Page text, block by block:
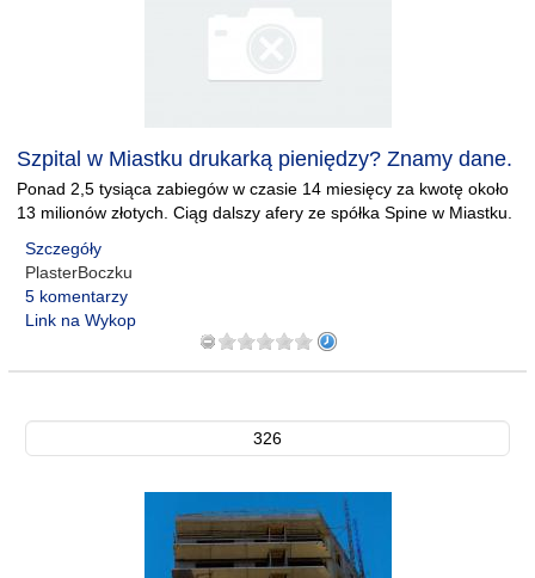
Szpital w Miastku drukarką pieniędzy? Znamy dane.
Ponad 2,5 tysiąca zabiegów w czasie 14 miesięcy za kwotę około
13 milionów złotych. Ciąg dalszy afery ze spółka Spine w Miastku.
Szczegóły
PlasterBoczku
5 komentarzy
Link na Wykop
326